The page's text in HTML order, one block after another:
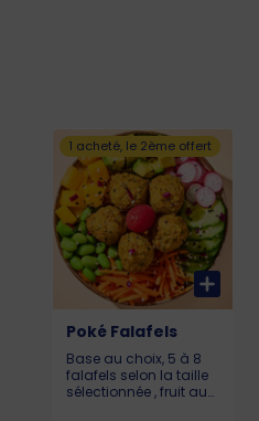
1 acheté, le 2ème offert
Poké Falafels
Base au choix, 5 à 8
falafels selon la taille
sélectionnée , fruit au